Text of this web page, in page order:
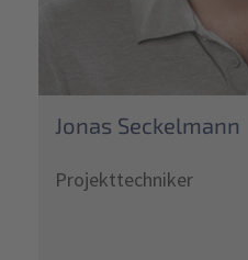
Jonas Seckelmann
Projekttechniker